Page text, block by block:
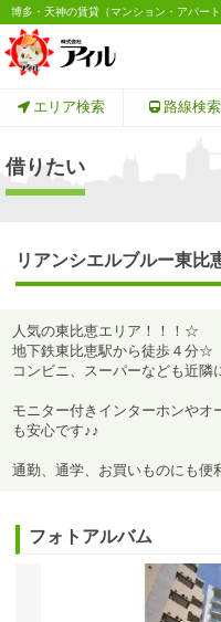
博多・天神の賃貸（マンション・アパー
エリア検索 路線検索
借りたい
リアンシエルブルー東比
人気の東比恵エリア！！！☆
地下鉄東比恵駅から徒歩４分☆
コンビニ、スーパーなども近
モニター付きインターホンやオ
も安心です♪♪
通勤、通学、お買いものにも
フォトアルバム